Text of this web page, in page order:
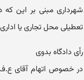
شهرداری مبنی بر این
تعطیلی محل تجاری یا
رأی دادگاه بدوی
در خصوص اتهام آقای ع.ف.